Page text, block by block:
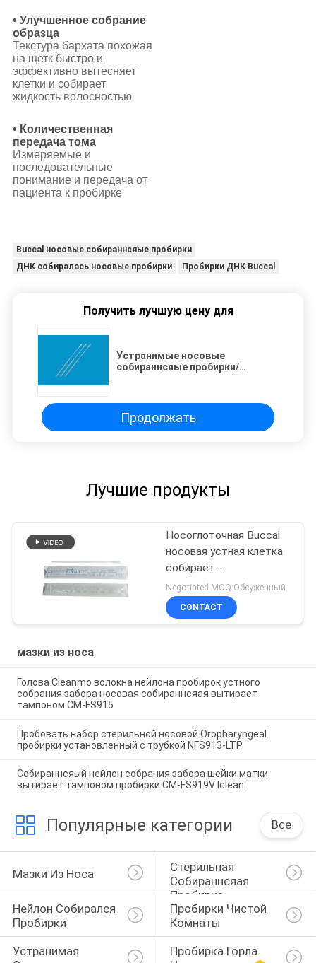
• Улучшенное собрание
образца
Текстура бархата похожая
на щетк быстро и
эффективно вытесняет
клетки и собирает
жидкость волосностью
• Количественная
передача тома
Измеряемые и
последовательные
понимание и передача от
пациента к пробирке
Buccal носовые собираннсяые пробирки
ДНК собиралась носовые пробирки
Пробирки ДНК Buccal
Получить лучшую цену для
Устранимые носовые
собираннсяые пробирки/
Продолжать
Лучшие продукты
Носоглоточная Buccal
носовая устная клетка
собирает
собираннсяый нейлон
наклоняет пробирки
лаборатории гриппа
Negotiated MOQ:Обсуженный
CONTACT
мазки из носа
Голова Cleanmo волокна нейлона пробирок устного
собрания забора носовая собираннсяая вытирает
тампоном CM-FS915
Пробовать набор стерильной носовой Oropharyngeal
пробирки установленный с трубкой NFS913-LTP
Собираннсяый нейлон собрания забора шейки матки
вытирает тампоном пробирки CM-FS919V Iclean
Популярные категории Все
Мазки Из Носа
Стерильная
Собираннсяая
Пробирка
Нейлон Собирался
Пробирки
Пробирки Чистой
Комнаты
Устранимая
Пробирка Горла